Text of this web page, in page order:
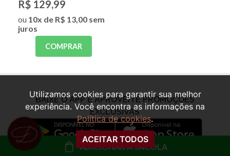
ADICIONAR À SACOLA
R$ 129,99
ou 10x de R$ 13,00 sem
juros
COMPRAR
Utilizamos cookies para garantir sua melhor
experiência. Você encontra as informações na
Política de cookies.
ACEITAR TODOS